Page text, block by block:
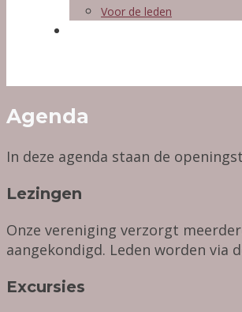
Voor de leden
Agenda
In deze agenda staan de
Lezingen
Onze vereniging verzorgt
aangekondigd. Leden worden via
Excursies